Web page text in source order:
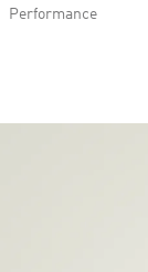
Performance